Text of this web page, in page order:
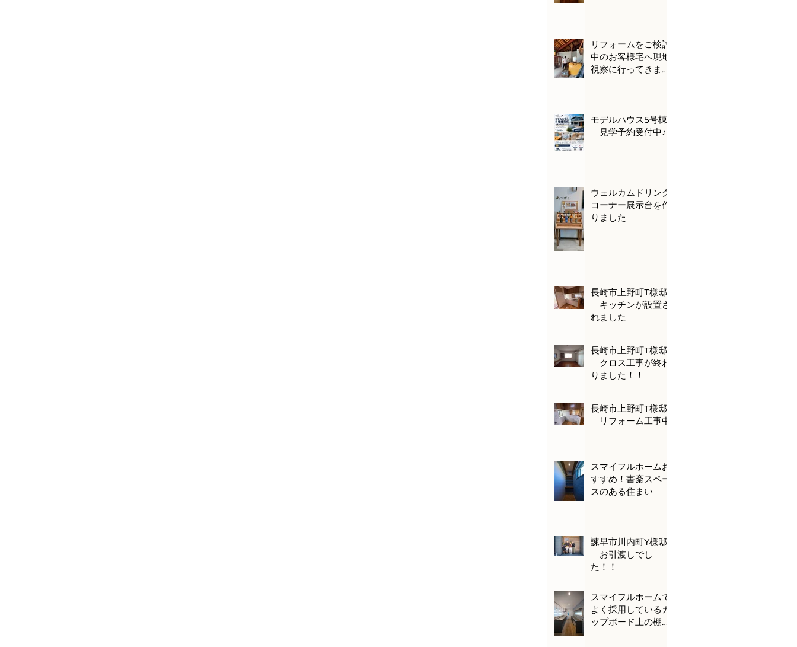
リフォームをご検討
中のお客様宅へ現地
視察に行ってきまし
モデルハウス5号棟
｜見学予約受付中♪
ウェルカムドリンク
コーナー展示台を作
りました
長崎市上野町T様邸
｜キッチンが設置さ
れました
長崎市上野町T様邸
｜クロス工事が終わ
りました！！
長崎市上野町T様邸
｜リフォーム工事中
スマイフルホームお
すすめ！書斎スペー
スのある住まい
諫早市川内町Y様邸
｜お引渡しでし
た！！
スマイフルホームで
よく採用しているカ
ップボード上の棚を